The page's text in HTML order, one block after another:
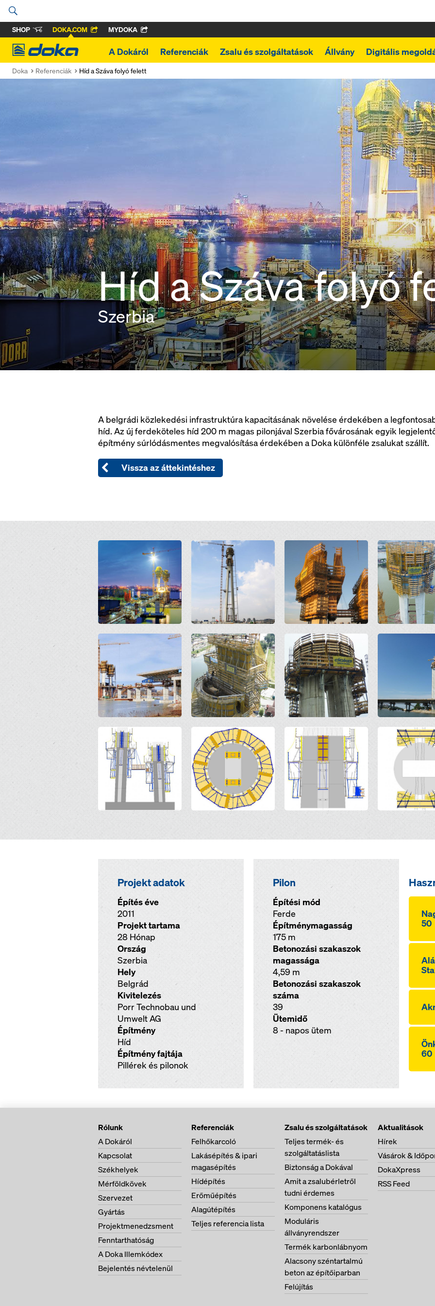
SHOP DOKA.COM MYDOKA
Doka
A Dokáról Referenciák Zsalu és szolgáltatások Állvány Digitális
Doka Referenciák Híd a Száva folyó felett
Híd a Száva folyó
Szerbia
A belgrádi közlekedési infrastruktúra kapacitásának növelése érdekében a
híd. Az új ferdeköteles híd 200 m magas pilonjával Szerbia fővárosának egyik
építmény súrlódásmentes megvalósítása érdekében a Doka különféle zsalukat szállít.
Vissza az áttekintéshez
Open Open Open Open
Open Open Open Open
Open Open
Projekt adatok
Építés éve
2011
Projekt tartama
28 Hónap
Ország
Szerbia
Hely
Belgrád
Kivitelezés
Porr Technobau und
Umwelt AG
Építmény
Híd
Építmény fajtája
Pillérek és pilonok
Pilon
Építési mód
Ferde
Építménymagasság
175 m
Betonozási szakaszok
magassága
4,59 m
Betonozási szakaszok
száma
39
Ütemidő
8 - napos ütem
50
60
Rólunk
A Dokáról
Kapcsolat
Székhelyek
Mérföldkövek
Szervezet
Gyártás
Projektmenedzsment
Fenntarthatóság
A Doka Illemkódex
Bejelentés névtelenül
Referenciák
Felhőkarcoló
Lakásépítés & ipari
magasépítés
Hídépítés
Erőműépítés
Alagútépítés
Teljes referencia lista
Zsalu és szolgáltatások
Teljes termék- és
szolgáltatáslista
Biztonság a Dokával
Amit a zsalubérletről
tudni érdemes
Komponens katalógus
Moduláris
állványrendszer
Termék karbonlábnyom
Alacsony széntartalmú
beton az építőiparban
Felújítás
Aktualitások
Hírek
Vásárok &
DokaXpress
RSS Feed